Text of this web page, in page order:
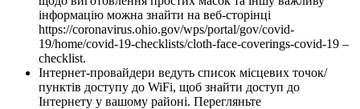
інформацію можна знайти на веб-сторінці
https://coronavirus.ohio.gov/wps/portal/gov/covid-
19/home/covid-19-checklists/cloth-face-coverings-covid-19 –
checklist.
Інтернет-провайдери ведуть список місцевих точок/
пунктів доступу до WiFi, щоб знайти доступ до
Інтернету у вашому районі. Перегляньте